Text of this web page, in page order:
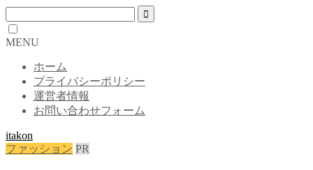
MENU
ホーム
プライバシーポリシー
運営者情報
お問い合わせフォーム
itakon
ファッション PR